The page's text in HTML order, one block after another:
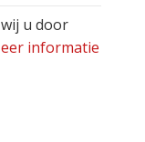
u door
informatie